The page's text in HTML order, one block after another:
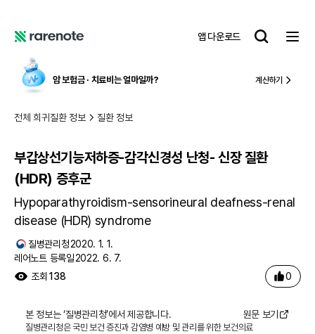
노
앱 다운로드
레
트
암 보험금 ∙ 치료비 는 얼마일까? 계산하기
전체 희귀질환 정보 질환 정보
부갑상선기능저하증-감각신경성 난청- 신장 질환
(HDR) 증후군
Hypoparathyroidism-sensorineural deafness-renal
disease (HDR) syndrome
질병관리청2020. 1. 1.
레어노트 등록일2022. 6. 7.
조회 138 0
본 정보는 ‘질병관리청’에서 제공합니다. 원문 보기
질병관리청은 국민 보건 증진과 감염병 예방 및 관리를 위한 보건의료